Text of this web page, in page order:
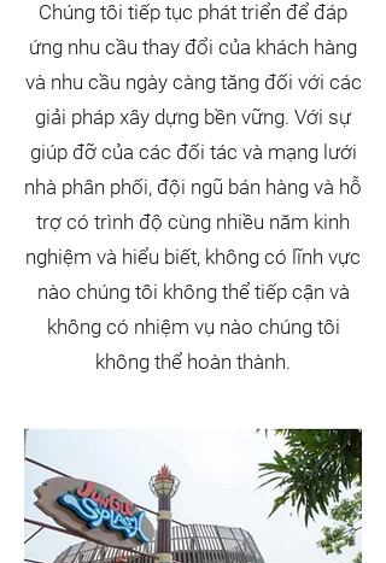
Chúng tôi tiếp tục phát triển để đáp
ứng nhu cầu thay đổi của khách hàng
và nhu cầu ngày càng tăng đối với các
giải pháp xây dựng bền vững. Với sự
giúp đỡ của các đối tác và mạng lưới
nhà phân phối, đội ngũ bán hàng và hỗ
trợ có trình độ cùng nhiều năm kinh
nghiệm và hiểu biết, không có lĩnh vực
nào chúng tôi không thể tiếp cận và
không có nhiệm vụ nào chúng tôi
không thể hoàn thành.